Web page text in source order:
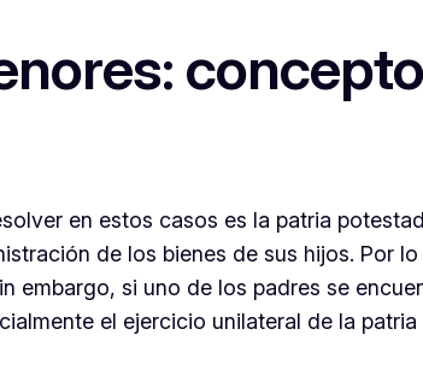
en estos casos es la patria
de los bienes de sus hijos. Por
embargo, si uno de los padres se
el ejercicio unilateral de la